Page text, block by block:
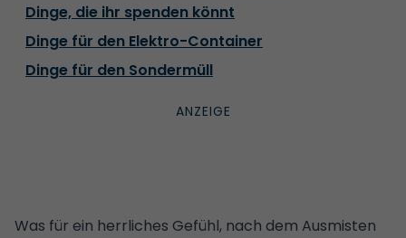
Dinge, die ihr spenden könnt
Dinge für den Elektro-Container
Dinge für den Sondermüll
Was für ein herrliches Gefühl, nach dem Ausmisten